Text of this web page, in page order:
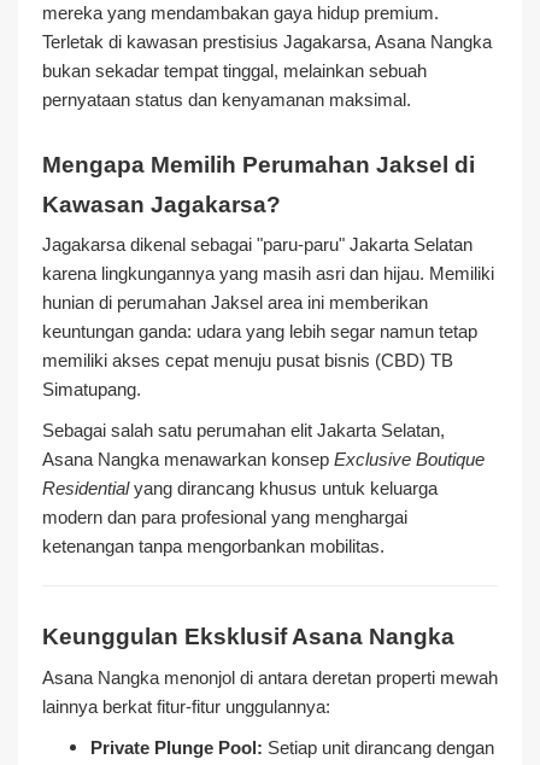
mereka yang mendambakan gaya hidup premium.
Terletak di kawasan prestisius Jagakarsa, Asana Nangka
bukan sekadar tempat tinggal, melainkan sebuah
pernyataan status dan kenyamanan maksimal.
Mengapa Memilih Perumahan Jaksel di
Kawasan Jagakarsa?
Jagakarsa dikenal sebagai "paru-paru" Jakarta Selatan
karena lingkungannya yang masih asri dan hijau. Memiliki
hunian di perumahan Jaksel area ini memberikan
keuntungan ganda: udara yang lebih segar namun tetap
memiliki akses cepat menuju pusat bisnis (CBD) TB
Simatupang.
Sebagai salah satu perumahan elit Jakarta Selatan,
Asana Nangka menawarkan konsep Exclusive Boutique
Residentialyang dirancang khusus untuk keluarga
modern dan para profesional yang menghargai
ketenangan tanpa mengorbankan mobilitas.
Keunggulan Eksklusif Asana Nangka
Asana Nangka menonjol di antara deretan properti mewah
lainnya berkat fitur-fitur unggulannya:
Private Plunge Pool: Setiap unit dirancang dengan